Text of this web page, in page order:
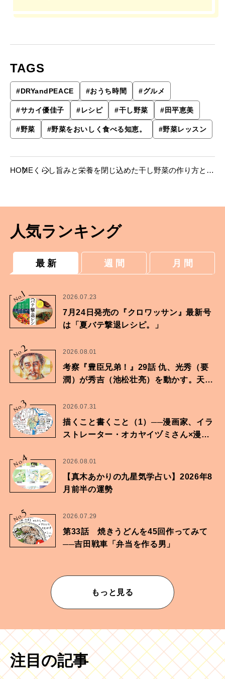
TAGS
#DRYandPEACE #おうち時間 #グルメ
#サカイ優佳子 #レシピ #干し野菜 #田平恵美
#野菜 #野菜をおいしく食べる知恵。 #野菜レッスン
HOME くらし 旨みと栄養を閉じ込めた干し野菜の作り方と極
人気ランキング
最 新 週 間 月 間
No.
1 2026.07.23
7月24日発売の『クロワッサン』最新号
は「夏バテ撃退レシピ。」
No.2 2026.08.01
考察『豊臣兄弟！』29話 仇、光秀（要
潤）が秀吉（池松壮亮）を動かす。天下
No.
3 2026.07.31
描くこと書くこと（1）──漫画家、イラ
ストレーター・オカヤイヅミさん×漫画
No.
4 2026.08.01
【真木あかりの九星気学占い】2026年8
月前半の運勢
No.
5 2026.07.29
第33話 焼きうどんを45回作ってみて
──吉田戦車「弁当を作る男」
もっと見る
注目の記事